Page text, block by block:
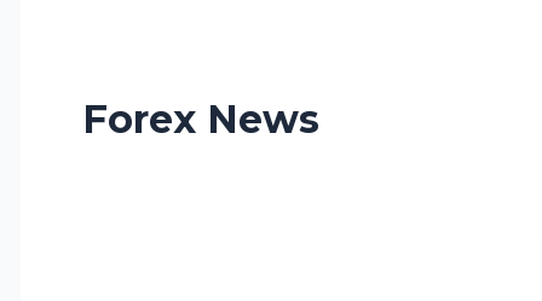
Forex News